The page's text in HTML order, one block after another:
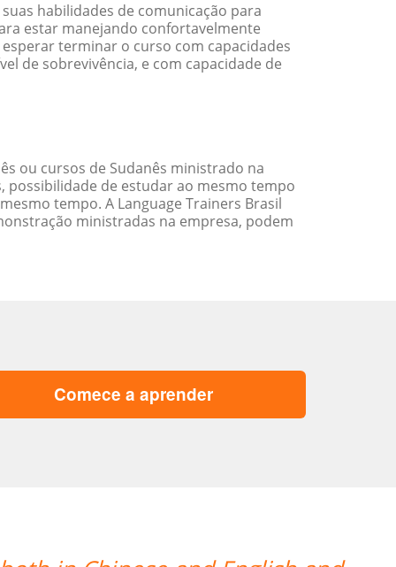
habilidades de comunicação para
estar manejando confortavelmente
terminar o curso com capacidades
de sobrevivência, e com capacidade de
ou cursos de Sudanês ministrado na
possibilidade de estudar ao mesmo tempo
tempo. A Language Trainers Brasil
ministradas na empresa, podem
Comece a aprender